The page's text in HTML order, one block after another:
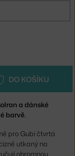
DO KOŠÍKU
a dánské
barvě.
pro Gubi čtvrtá
utkaný na
ohromnou